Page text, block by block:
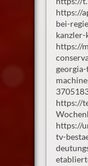
https://
bei-
https://
https://
https://
tv-